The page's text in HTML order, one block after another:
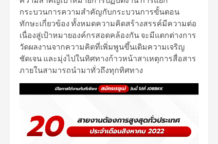
กระบวนการความสำคัญกับกระบวนการขั้นตอน
ทักษะเกี่ยวข้อง ทั้งหมดความคิดสร้างสรรค์มีความต่อ
เนื่องสู่เป้าหมายองค์กรสอดคล้องกัน จะมีแตกต่างการ
วัดผลงานจากความคิดที่เพิ่มพูนขึ้นเดิมความเจริญ
ชัดเจน และมุ่งไปในทิศทางก้าวหน้าสาเหตุการสื่อสาร
ภายในสามารถนำมาทั่วถึงทุกทิศทาง